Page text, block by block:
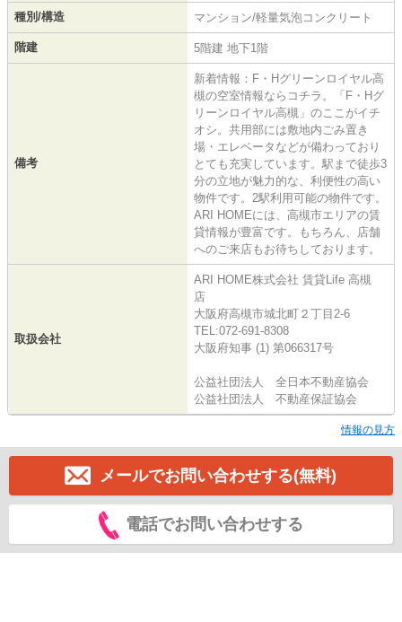
種別/構造 マンション/軽量気泡コンクリート
階建 5階建 地下1階
備考
新着情報：F・Hグリーンロイヤル高
槻の空室情報ならコチラ。「F・Hグ
リーンロイヤル高槻」のここがイチ
オシ。共用部には敷地内ごみ置き
場・エレベータなどが備わっており
とても充実しています。駅まで徒歩3
分の立地が魅力的な、利便性の高い
物件です。2駅利用可能の物件です。
ARI HOMEには、高槻市エリアの賃
貸情報が豊富です。もちろん、店舗
へのご来店もお待ちしております。
取扱会社
ARI HOME株式会社 賃貸Life 高槻
店
大阪府高槻市城北町２丁目2-6
TEL:072-691-8308
大阪府知事 (1) 第066317号
公益社団法人 全日本不動産協会
公益社団法人 不動産保証協会
情報の見方
メールでお問い合わせする(無料)
電話でお問い合わせする